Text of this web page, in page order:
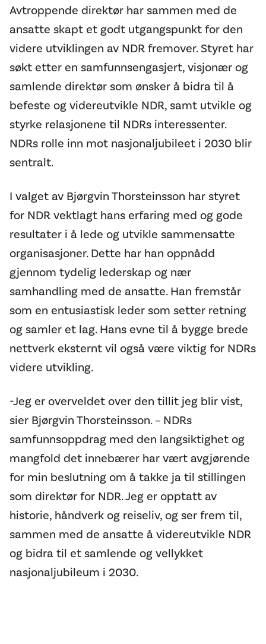
Avtroppende direktør har sammen med de
ansatte skapt et godt utgangspunkt for den
videre utviklingen av NDR fremover. Styret har
søkt etter en samfunnsengasjert, visjonær og
samlende direktør som ønsker å bidra til å
befeste og videreutvikle NDR, samt utvikle og
styrke relasjonene til NDRs interessenter.
NDRs rolle inn mot nasjonaljubileet i 2030 blir
sentralt.
I valget av Bjørgvin Thorsteinsson har styret
for NDR vektlagt hans erfaring med og gode
resultater i å lede og utvikle sammensatte
organisasjoner. Dette har han oppnådd
gjennom tydelig lederskap og nær
samhandling med de ansatte. Han fremstår
som en entusiastisk leder som setter retning
og samler et lag. Hans evne til å bygge brede
nettverk eksternt vil også være viktig for NDRs
videre utvikling.
-Jeg er overveldet over den tillit jeg blir vist,
sier Bjørgvin Thorsteinsson. – NDRs
samfunnsoppdrag med den langsiktighet og
mangfold det innebærer har vært avgjørende
for min beslutning om å takke ja til stillingen
som direktør for NDR. Jeg er opptatt av
historie, håndverk og reiseliv, og ser frem til,
sammen med de ansatte å videreutvikle NDR
og bidra til et samlende og vellykket
nasjonaljubileum i 2030.